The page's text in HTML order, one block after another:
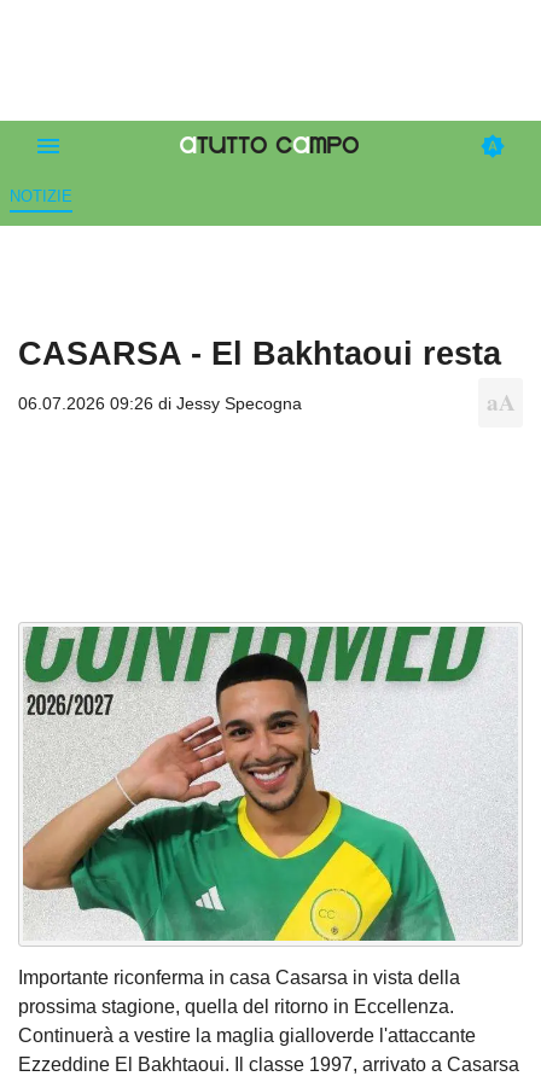
NOTIZIE
CASARSA - El Bakhtaoui resta
06.07.2026 09:26 di Jessy Specogna
Importante riconferma in casa Casarsa in vista della
prossima stagione, quella del ritorno in Eccellenza.
Continuerà a vestire la maglia gialloverde l'attaccante
Ezzeddine El Bakhtaoui. Il classe 1997, arrivato a Casarsa